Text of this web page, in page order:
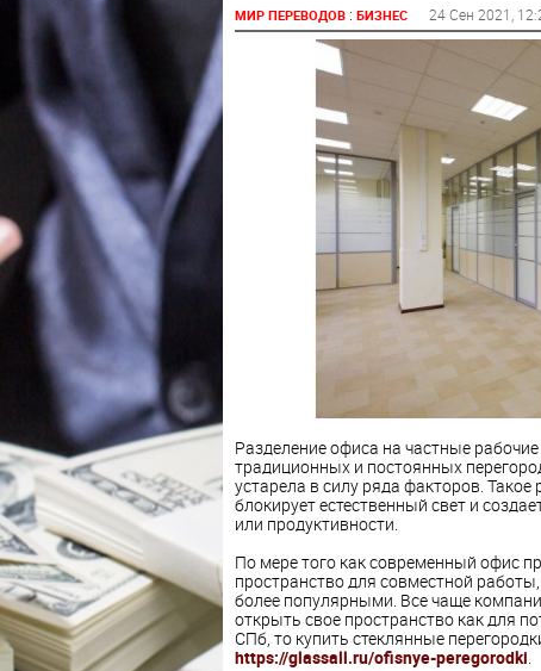
МИР ПЕРЕВОДОВ: БИЗНЕС 24 Сен 2021 ,
Разделение офиса на частные
традиционных и постоянных
устарела в силу ряда факторов. Такое
блокирует естественный свет и
или продуктивности.
По мере того как современный офис
пространство для совместной
более популярными. Все чаще
открыть свое пространство как для
СПб, то купить стеклянные
https://glassall.ru/ofisnye-peregorodki.